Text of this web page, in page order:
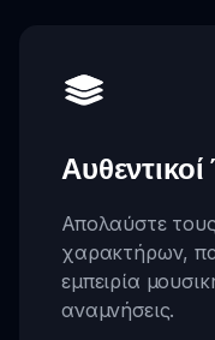
Απολαύστε
χαρακτήρων,
εμπειρία
αναμνήσεις.